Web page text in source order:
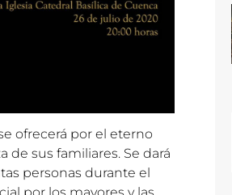
ofrecerá por el eterno
de sus familiares. Se dará
personas durante el